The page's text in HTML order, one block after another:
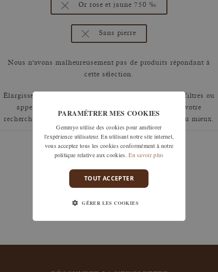
Or rose et jaune 750 ‰
Sans pierre
Nous n'avons malheureusement pas de produits répondant à
cette sélection.
Élargissez votre recherche en retirant un ou plusieurs filtres ou
appelez nous au 01 42 46 90 89 pour discuter de votre
recherche et voir comment nous pouvons y répondre au mieux.
garanties
Les remises à taille, échanges ou retours sont offerts
bijoux gravés, si non portés.
PARAMÉTRER MES COOKIES
Gemmyo utilise des cookies pour améliorer
l'expérience utilisateur. En utilisant notre site internet,
vous acceptez tous les cookies conformément à notre
politique relative aux cookies. En savoir plus
TOUT ACCEPTER
GÉRER LES COOKIES